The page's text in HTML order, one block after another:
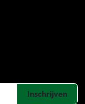
Inschrijven